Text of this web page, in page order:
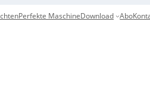
Perfekte MaschineDownload Abo